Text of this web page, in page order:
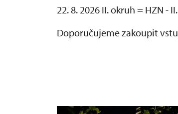
22. 8. 2026 II. okruh = HZN -
Doporučujeme zakoupit